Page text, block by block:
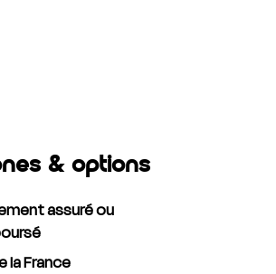
& options
assuré ou
la France